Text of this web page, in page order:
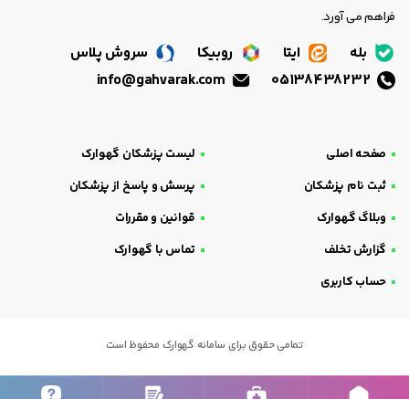
فراهم می آورد.
بله ایتا روبیکا
سروش پلاس
صفحه اصلی
لیست پزشکان گهوارک
ثبت نام پزشکان
پرسش و پاسخ از پزشکان
وبلاگ گهوارک
قوانین و مقررات
گزارش تخلف
تماس با گهوارک
حساب کاربری
تمامی حقوق برای سامانه گهوارک محفوظ است